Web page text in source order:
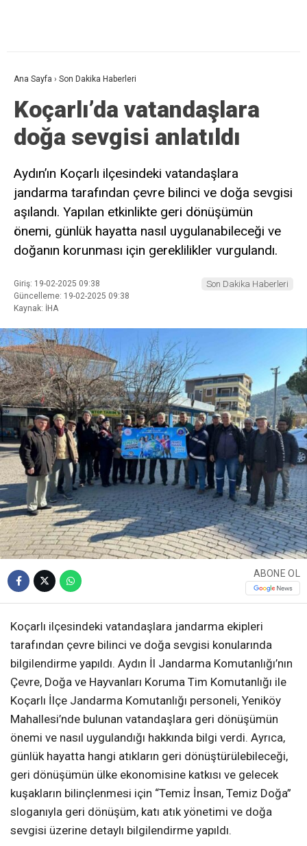
Ana Sayfa › Son Dakika Haberleri
Koçarlı’da vatandaşlara
doğa sevgisi anlatıldı
Aydın’ın Koçarlı ilçesindeki vatandaşlara
jandarma tarafından çevre bilinci ve doğa sevgisi
aşılandı. Yapılan etkinlikte geri dönüşümün
önemi, günlük hayatta nasıl uygulanabileceği ve
doğanın korunması için gereklilikler vurgulandı.
Giriş: 19-02-2025 09:38
Güncelleme: 19-02-2025 09:38
Kaynak: İHA
Son Dakika Haberleri
ABONE OL
Koçarlı ilçesindeki vatandaşlara jandarma ekipleri
tarafından çevre bilinci ve doğa sevgisi konularında
bilgilendirme yapıldı. Aydın İl Jandarma Komutanlığı’nın
Çevre, Doğa ve Hayvanları Koruma Tim Komutanlığı ile
Koçarlı İlçe Jandarma Komutanlığı personeli, Yeniköy
Mahallesi’nde bulunan vatandaşlara geri dönüşümün
önemi ve nasıl uygulandığı hakkında bilgi verdi. Ayrıca,
günlük hayatta hangi atıkların geri dönüştürülebileceği,
geri dönüşümün ülke ekonomisine katkısı ve gelecek
kuşakların bilinçlenmesi için “Temiz İnsan, Temiz Doğa”
sloganıyla geri dönüşüm, katı atık yönetimi ve doğa
sevgisi üzerine detaylı bilgilendirme yapıldı.